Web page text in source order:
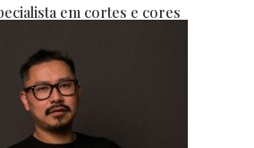
em cortes e cores